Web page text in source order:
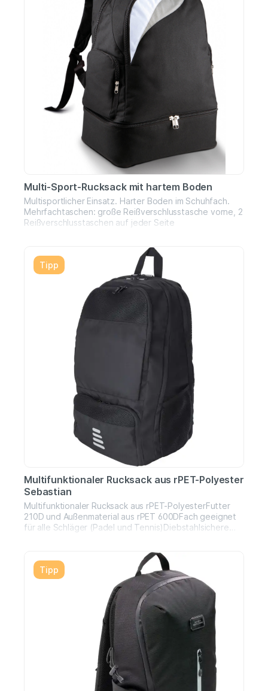
Multi-Sport-Rucksack mit hartem Boden
Multisportlicher Einsatz. Harter Boden im Schuhfach.
Mehrfachtaschen: große Reißverschlusstasche vorne, 2
Reißverschlusstaschen auf jeder Seite
Tipp
Multifunktionaler Rucksack aus rPET-Polyester
Sebastian
Multifunktionaler Rucksack aus rPET-PolyesterFutter
210D und Außenmaterial aus rPET 600DFach geeignet
für alle Schläger (Padel und Tennis)Diebstahlsichere
(recycelte Beschichtung)
Tipp